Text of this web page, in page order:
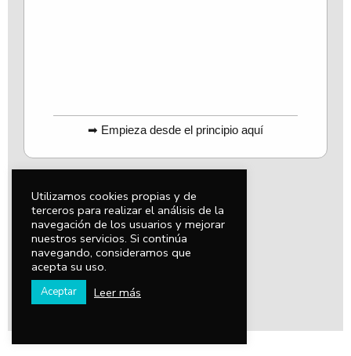
➡ Empieza desde el principio aquí
Utilizamos cookies propias y de
terceros para realizar el análisis de la
navegación de los usuarios y mejorar
nuestros servicios. Si continúa
navegando, consideramos que
acepta su uso.
Aceptar Leer más